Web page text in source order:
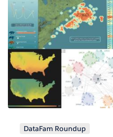
DataFam Roundup